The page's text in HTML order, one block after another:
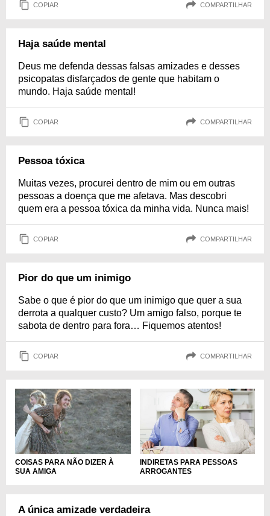
COPIAR COMPARTILHAR
Haja saúde mental
Deus me defenda dessas falsas amizades e desses
psicopatas disfarçados de gente que habitam o
mundo. Haja saúde mental!
COPIAR COMPARTILHAR
Pessoa tóxica
Muitas vezes, procurei dentro de mim ou em outras
pessoas a doença que me afetava. Mas descobri
quem era a pessoa tóxica da minha vida. Nunca mais!
COPIAR COMPARTILHAR
Pior do que um inimigo
Sabe o que é pior do que um inimigo que quer a sua
derrota a qualquer custo? Um amigo falso, porque te
sabota de dentro para fora… Fiquemos atentos!
COPIAR COMPARTILHAR
COISAS PARA NÃO DIZER À
SUA AMIGA
INDIRETAS PARA PESSOAS
ARROGANTES
A única amizade verdadeira